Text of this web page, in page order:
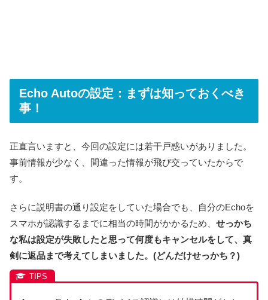
Echo Autoの設定：まずは知っておくべき
事！
正直言いますと、今回の設定には若干戸惑いがありました。
事前情報が少なく、間違った情報が飛び交っていたからで
す。
さらに説明書の通り設定をしていた場合でも、自分のEchoを
スマホが認識するまでに相当の時間がかかるため、 せっかち
な私は設定が失敗したと思って何度もキャンセルをして、真
剣に返品まで考えて しまいました。(どんだけせっかち？)